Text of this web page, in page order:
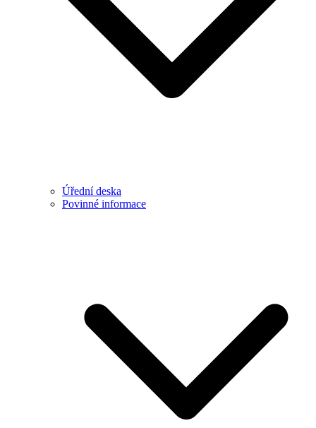
Úřední deska
Povinné informace